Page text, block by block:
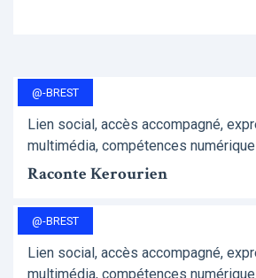
@-BREST
Lien social, accès accompagné,
multimédia, compétences
Raconte Kerourien
@-BREST
Lien social, accès accompagné,
multimédia, compétences